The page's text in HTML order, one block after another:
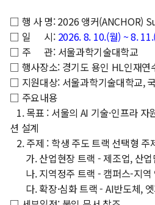
□ 행 사 명: 2026 앵커(ANCHOR)
□ 일 시: 2026. 8. 10.(월) ~ 8.
□ 주 관: 서울과학기술대학교
□ 행사장소: 경기도 용인 HL인재연
□ 지원대상: 서울과학기술대학교,
□ 주요내용
1. 목표 : 서울의 AI 기술·인프라
션 설계
2. 주제 : 학생 주도 트랙 선택형 주
가. 산업현장 트랙 - 제조업, 산업
나. 지역정주 트랙 - 캠퍼스-지역
다. 확장·심화 트랙 - AI반도체,